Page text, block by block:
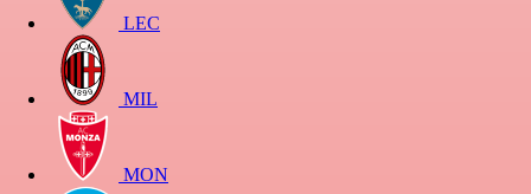
LEC
MIL
MON